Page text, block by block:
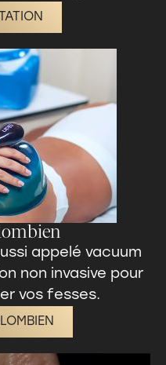
appelé vacuum
non invasive pour
vos fesses.